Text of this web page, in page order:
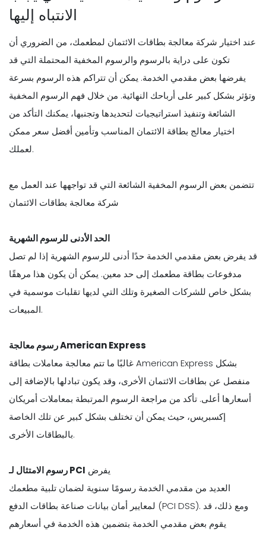
الانتباه إليها
عند اختيار شركة معالجة بطاقات الائتمان لمطعمك، من الضروري أن
تكون على دراية بالرسوم والرسوم المخفية المحتملة التي قد
يفرضها بعض مقدمي الخدمة. يمكن أن تتراكم هذه الرسوم بسرعة
وتؤثر بشكل كبير على أرباحك النهائية. من خلال فهم الرسوم المخفية
الشائعة وتنفيذ استراتيجيات لتحديدها وتجنبها، يمكنك التأكد من
اختيار معالج بطاقة الائتمان المناسب وتأمين أفضل سعر ممكن
لعملك.
تتضمن بعض الرسوم المخفية الشائعة التي قد تواجهها عند العمل مع
شركة معالجة بطاقات الائتمان
الحد الأدنى للرسوم الشهرية
قد يفرض بعض مقدمي الخدمة حدًا أدنى للرسوم الشهرية إذا لم تصل
مدفوعات بطاقة مطعمك إلى حد معين. يمكن أن يكون هذا مرهقًا
بشكل خاص للشركات الصغيرة وتلك التي لديها تقلبات موسمية في
المبيعات.
رسوم معالجة American Express
غالبًا ما تتم معالجة معاملات بطاقة American Express بشكل
منفصل عن بطاقات الائتمان الأخرى، وقد يكون تبادلها بالإضافة إلى
أسعارها أعلى. تأكد من مراجعة الرسوم المرتبطة بمعاملات أمريكان
إكسبريس، حيث يمكن أن تختلف بشكل كبير عن تلك الخاصة
بالبطاقات الأخرى.
رسوم الامتثال لـ PCI يفرض
العديد من مقدمي الخدمة رسومًا سنوية لضمان تلبية مطعمك
لمعايير أمان بيانات صناعة بطاقات الدفع (PCI DSS). ومع ذلك، قد
يقوم بعض مقدمي الخدمة بتضمين هذه الخدمة في أسعارهم